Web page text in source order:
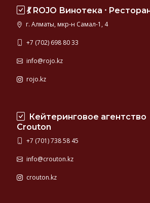
💃 ROJO Винотека ⸱
г. Алматы, мкр-н Самал-1, 4
+7 (702) 698 80 33
info@rojo.kz
rojo.kz
Кейтеринговое агентство
Crouton
+7 (701) 738 58 45
info@crouton.kz
crouton.kz